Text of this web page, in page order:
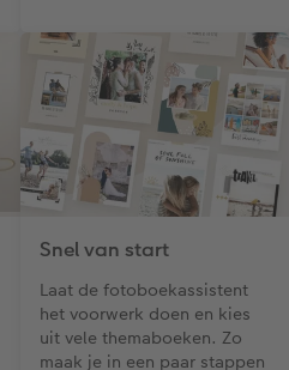
Snel van start
Laat de fotoboekassistent
het voorwerk doen en kies
uit vele themaboeken. Zo
maak je in een paar stappen